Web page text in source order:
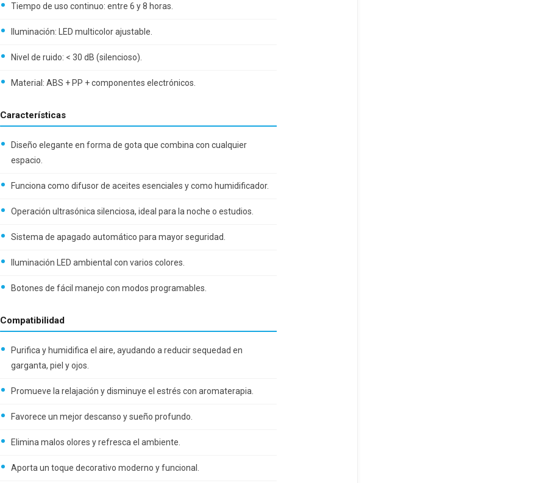
Tiempo de uso continuo: entre 6 y 8 horas.
Iluminación: LED multicolor ajustable.
Nivel de ruido: < 30 dB (silencioso).
Material: ABS + PP + componentes electrónicos.
Características
Diseño elegante en forma de gota que combina con cualquier
espacio.
Funciona como difusor de aceites esenciales y como humidificador.
Operación ultrasónica silenciosa, ideal para la noche o estudios.
Sistema de apagado automático para mayor seguridad.
Iluminación LED ambiental con varios colores.
Botones de fácil manejo con modos programables.
Compatibilidad
Purifica y humidifica el aire, ayudando a reducir sequedad en
garganta, piel y ojos.
Promueve la relajación y disminuye el estrés con aromaterapia.
Favorece un mejor descanso y sueño profundo.
Elimina malos olores y refresca el ambiente.
Aporta un toque decorativo moderno y funcional.